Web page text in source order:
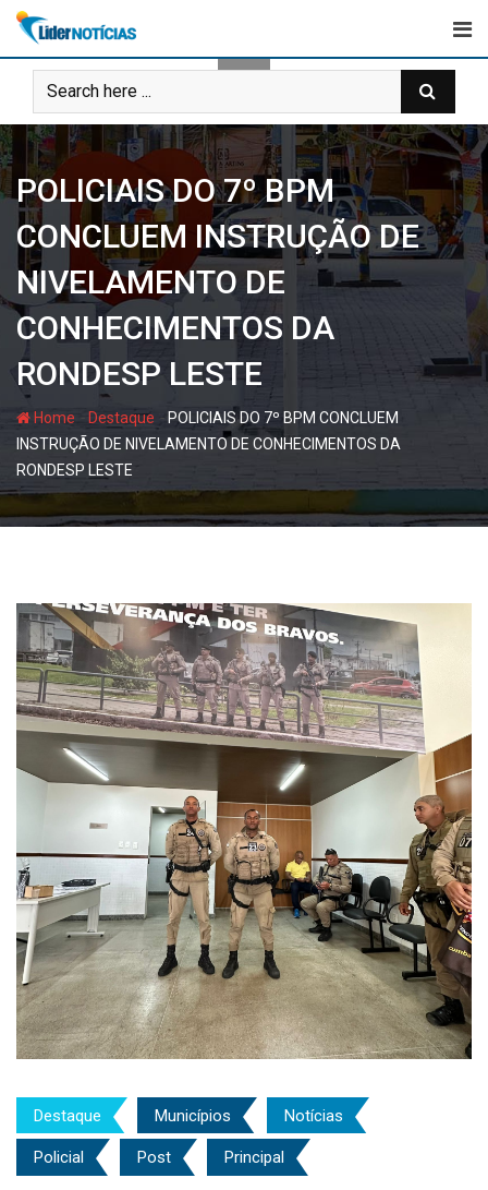
Skip
content
POLICIAIS DO 7º BPM
CONCLUEM INSTRUÇÃO DE
NIVELAMENTO DE
CONHECIMENTOS DA
RONDESP LESTE
Home - Destaque - POLICIAIS DO 7º BPM CONCLUEM
INSTRUÇÃO DE NIVELAMENTO DE CONHECIMENTOS DA
RONDESP LESTE
Destaque Municípios Notícias
Policial Post Principal